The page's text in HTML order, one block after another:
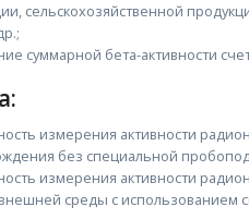
сельскохозяйственной
суммарной бета-активности
измерения активности
без специальной
измерения активности
среды с использованием